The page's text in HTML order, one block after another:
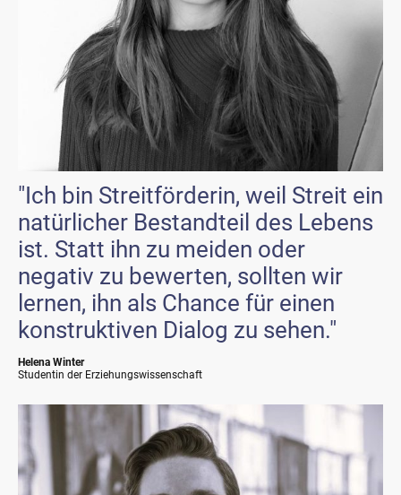
"Ich bin Streitförderin, weil Streit ein
natürlicher Bestandteil des Lebens
ist. Statt ihn zu meiden oder
negativ zu bewerten, sollten wir
lernen, ihn als Chance für einen
konstruktiven Dialog zu sehen."
Helena Winter
Studentin der Erziehungswissenschaft